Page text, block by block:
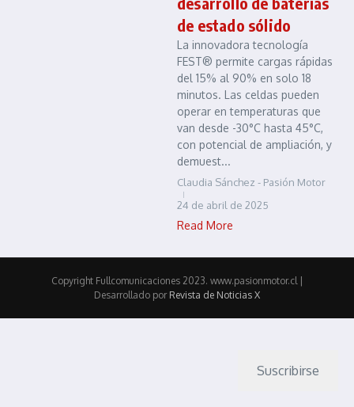
de estado sólido
La innovadora tecnología
FEST® permite cargas rápidas
del 15% al 90% en solo 18
minutos. Las celdas pueden
operar en temperaturas que
van desde -30°C hasta 45°C,
con potencial de ampliación, y
demuest...
Claudia Sánchez - Pasión Motor
24 de abril de 2025
Read More
Copyright Fullcomunicaciones 2023. www.pasionmotor.cl |
Desarrollado por Revista de Noticias X
Suscribirse